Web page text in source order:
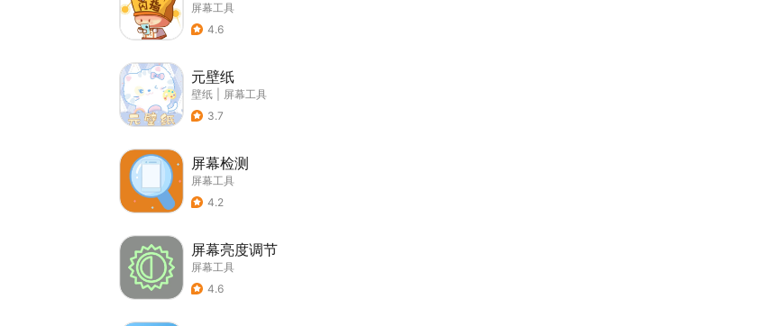
屏幕工具
4.6
元壁纸
壁纸
屏幕工具
3.7
屏幕检测
屏幕工具
4.2
屏幕亮度调节
屏幕工具
4.6